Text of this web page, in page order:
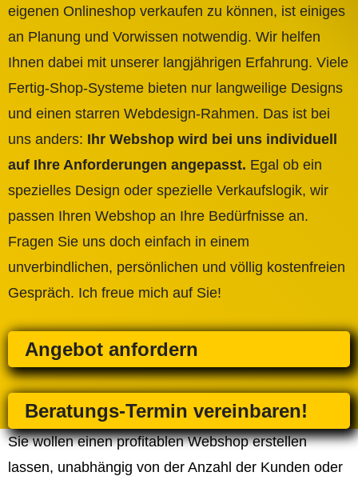
eigenen Onlineshop verkaufen zu können, ist einiges
an Planung und Vorwissen notwendig. Wir helfen
Ihnen dabei mit unserer langjährigen Erfahrung. Viele
Fertig-Shop-Systeme bieten nur langweilige Designs
und einen starren Webdesign-Rahmen. Das ist bei
uns anders: Ihr Webshop wird bei uns individuell
auf Ihre Anforderungen angepasst. Egal ob ein
spezielles Design oder spezielle Verkaufslogik, wir
passen Ihren Webshop an Ihre Bedürfnisse an.
Fragen Sie uns doch einfach in einem
unverbindlichen, persönlichen und völlig kostenfreien
Gespräch. Ich freue mich auf Sie!
Angebot anfordern
Beratungs-Termin vereinbaren!
Sie wollen einen profitablen Webshop erstellen
lassen, unabhängig von der Anzahl der Kunden oder